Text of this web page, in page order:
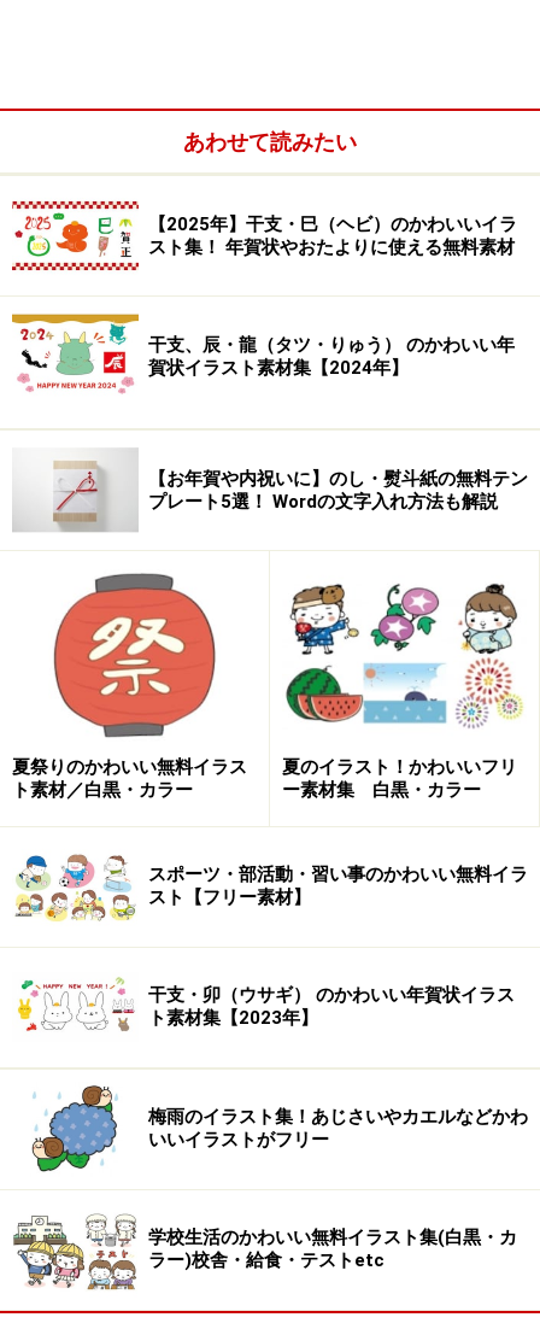
てるてる坊主のイラスト
かわいい長靴のフリーイラスト
雨でも元気な子どものイラストです。子どものイラスト
を入れることで、誌面が明るく活発な雰囲気になります
よ。イラスト画像をクリックするとイラストだけで表示
されますので、イラスト上にカーソルを合わせ右クリッ
クで「別名で画像を保存」を選択しデスクトップなど適
当な場所に保存をし利用してください。
【カラー】雨でも元気な男の子です。
【モノクロ】雨でも元気な男の子です。
雨の日に傘をさす女の子のフリーイラスト
【カラー】雨でも元気な女の子です。
【モノクロ】雨でも元気な女の子です。
あわせて読みたい
【2025年】干支・巳（ヘビ）のかわいいイラ
スト集！ 年賀状やおたよりに使える無料素材
干支、辰・龍（タツ・りゅう） のかわいい年
賀状イラスト素材集【2024年】
【お年賀や内祝いに】のし・熨斗紙の無料テン
プレート5選！ Wordの文字入れ方法も解説
夏祭りのかわいい無料イラス
ト素材／白黒・カラー
夏のイラスト！かわいいフリ
ー素材集 白黒・カラー
スポーツ・部活動・習い事のかわいい無料イラ
スト【フリー素材】
干支・卯（ウサギ） のかわいい年賀状イラス
ト素材集【2023年】
梅雨のイラスト集！あじさいやカエルなどかわ
いいイラストがフリー
学校生活のかわいい無料イラスト集(白黒・カ
ラー)校舎・給食・テストetc